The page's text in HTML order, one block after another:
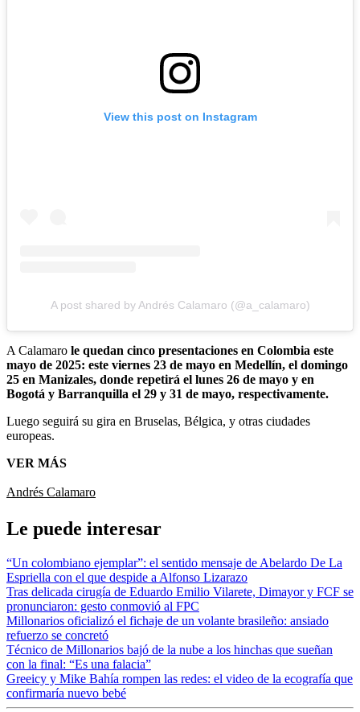
View this post on Instagram
A post shared by Andrés Calamaro (@a_calamaro)
A Calamaro le quedan cinco presentaciones en Colombia este
mayo de 2025: este viernes 23 de mayo en Medellín, el domingo
25 en Manizales, donde repetirá el lunes 26 de mayo y en
Bogotá y Barranquilla el 29 y 31 de mayo, respectivamente.
Luego seguirá su gira en Bruselas, Bélgica, y otras ciudades
europeas.
VER MÁS
Andrés Calamaro
Le puede interesar
“Un colombiano ejemplar”: el sentido mensaje de Abelardo De La
Espriella con el que despide a Alfonso Lizarazo
Tras delicada cirugía de Eduardo Emilio Vilarete, Dimayor y FCF se
pronunciaron: gesto conmovió al FPC
Millonarios oficializó el fichaje de un volante brasileño: ansiado
refuerzo se concretó
Técnico de Millonarios bajó de la nube a los hinchas que sueñan
con la final: “Es una falacia”
Greeicy y Mike Bahía rompen las redes: el video de la ecografía que
confirmaría nuevo bebé